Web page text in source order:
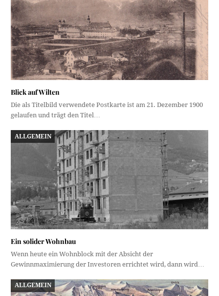
Blick auf Wilten
Die als Titelbild verwendete Postkarte ist am 21. Dezember 1900
gelaufen und trägt den Titel…
ALLGEMEIN
Ein solider Wohnbau
Wenn heute ein Wohnblock mit der Absicht der
Gewinnmaximierung der Investoren errichtet wird, dann wird…
ALLGEMEIN